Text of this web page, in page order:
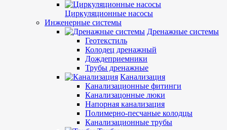
Циркуляционные насосы
Инженерные системы
Дренажные системы
Геотекстиль
Колодец дренажный
Дождеприемники
Трубы дренажные
Канализация
Канализационные фитинги
Канализацонные люки
Напорная канализация
Полимерно-песчаные колодцы
Канализационные трубы